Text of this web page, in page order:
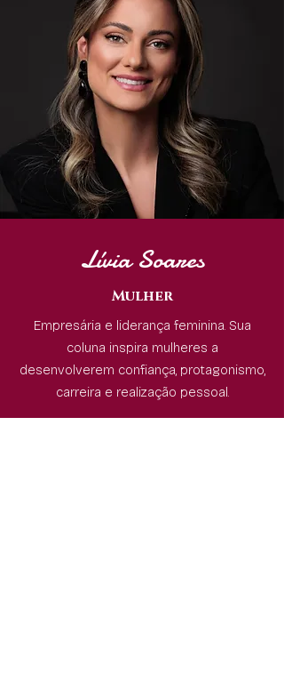
Lívia Soares
Mulher
Empresária e liderança feminina. Sua
coluna inspira mulheres a
desenvolverem confiança, protagonismo,
carreira e realização pessoal.